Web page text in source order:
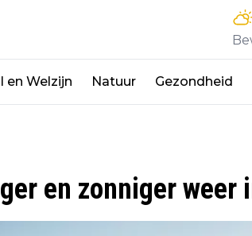
en Welzijn Natuur Gezondheid
en zonniger